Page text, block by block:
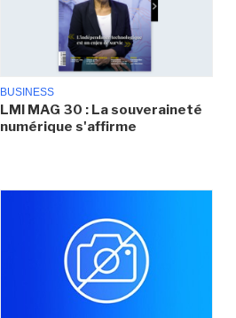
BUSINESS
LMI MAG 30 : La souveraineté
numérique s'affirme